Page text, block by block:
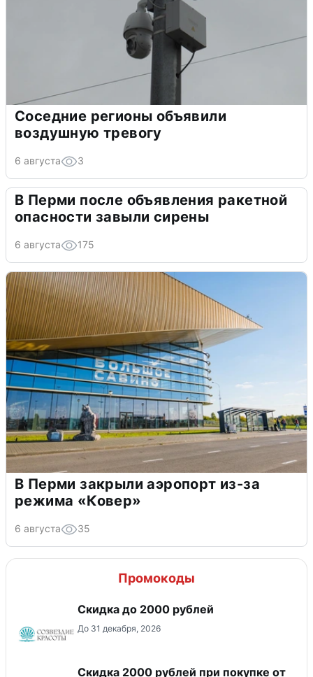
Соседние регионы объявили
воздушную тревогу
6 августа 3
В Перми после объявления ракетной
опасности завыли сирены
6 августа 175
В Перми закрыли аэропорт из-за
режима «Ковер»
6 августа 35
Промокоды
Скидка до 2000 рублей
До 31 декабря, 2026
Скидка 2000 рублей при покупке от